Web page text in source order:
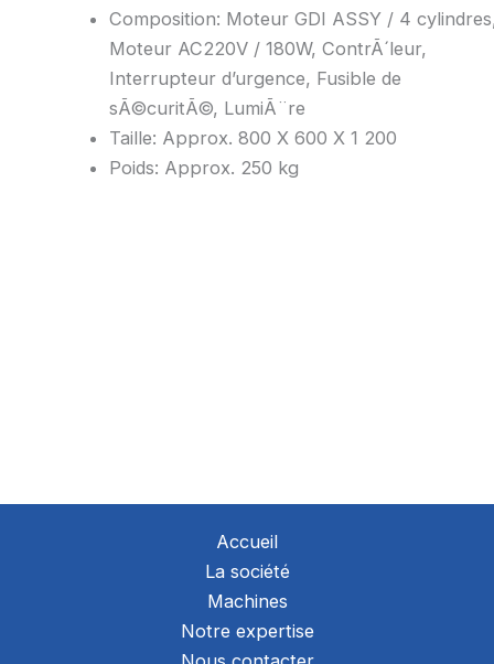
Composition: Moteur GDI ASSY / 4
Moteur AC220V / 180W, ContrÃ´leur,
Interrupteur d’urgence, Fusible de
sÃ©curitÃ©, LumiÃ¨re
Taille: Approx. 800 X 600 X 1 200
Poids: Approx. 250 kg
Accueil
La société
Machines
Notre expertise